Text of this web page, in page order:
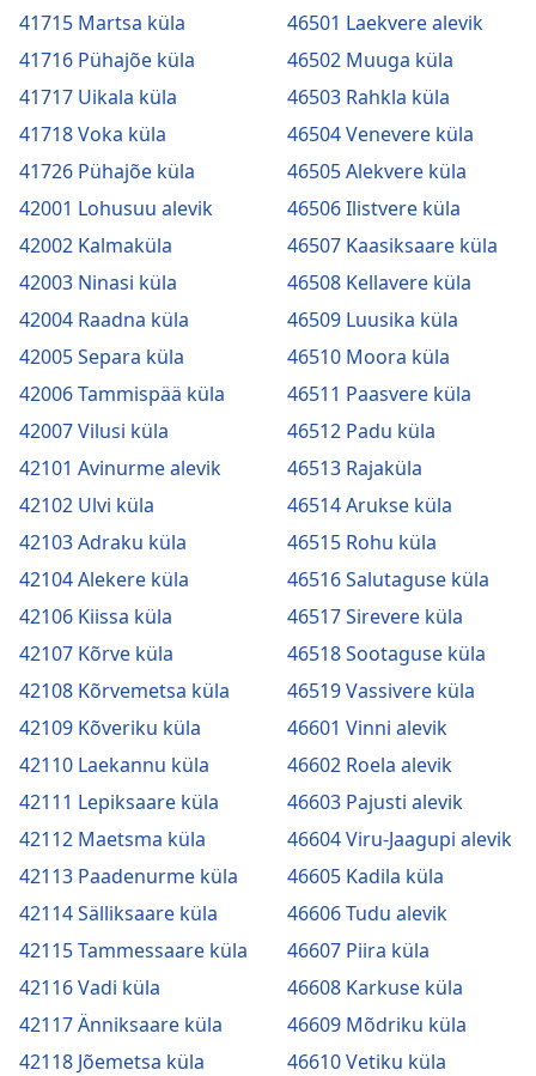
41715 Martsa küla
41716 Pühajõe küla
41717 Uikala küla
41718 Voka küla
41726 Pühajõe küla
42001 Lohusuu alevik
42002 Kalmaküla
42003 Ninasi küla
42004 Raadna küla
42005 Separa küla
42006 Tammispää küla
42007 Vilusi küla
42101 Avinurme alevik
42102 Ulvi küla
42103 Adraku küla
42104 Alekere küla
42106 Kiissa küla
42107 Kõrve küla
42108 Kõrvemetsa küla
42109 Kõveriku küla
42110 Laekannu küla
42111 Lepiksaare küla
42112 Maetsma küla
42113 Paadenurme küla
42114 Sälliksaare küla
42115 Tammessaare küla
42116 Vadi küla
42117 Änniksaare küla
42118 Jõemetsa küla
46501 Laekvere alevik
46502 Muuga küla
46503 Rahkla küla
46504 Venevere küla
46505 Alekvere küla
46506 Ilistvere küla
46507 Kaasiksaare küla
46508 Kellavere küla
46509 Luusika küla
46510 Moora küla
46511 Paasvere küla
46512 Padu küla
46513 Rajaküla
46514 Arukse küla
46515 Rohu küla
46516 Salutaguse küla
46517 Sirevere küla
46518 Sootaguse küla
46519 Vassivere küla
46601 Vinni alevik
46602 Roela alevik
46603 Pajusti alevik
46604 Viru-Jaagupi alevik
46605 Kadila küla
46606 Tudu alevik
46607 Piira küla
46608 Karkuse küla
46609 Mõdriku küla
46610 Vetiku küla